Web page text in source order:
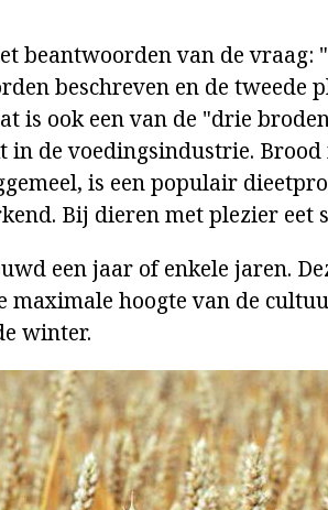
beantwoorden van de
beschreven en de tweede
is ook een van de "drie
de voedingsindustrie. Brood
is een populair
Bij dieren met plezier eet
een jaar of enkele jaren.
maximale hoogte van de
winter.